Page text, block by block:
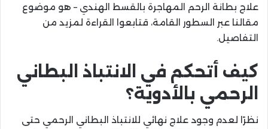
علاج بطانة الرحم المهاجرة بالقسط الهندي – هو موضوع
مقالنا عبر السطور القامة، قتابعوا القراءة لمزيد من
التفاصيل.
كيف أتحكم في الانتباذ البطاني
الرحمي بالأدوية؟
نظرًا لعدم وجود علاج نهائي للانتباذ البطاني الرحمي حتى